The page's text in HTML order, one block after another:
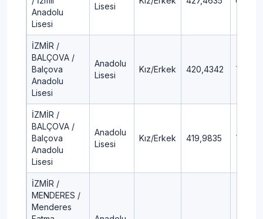
Anadolu
Lisesi
Lisesi
İZMİR /
BALÇOVA /
Balçova
Anadolu
Lisesi
Anadolu
Lisesi
Kız/Erkek 420,4342 7,55
İZMİR /
BALÇOVA /
Balçova
Anadolu
Lisesi
Anadolu
Lisesi
Kız/Erkek 419,9835 7,62
İZMİR /
MENDERES /
Menderes